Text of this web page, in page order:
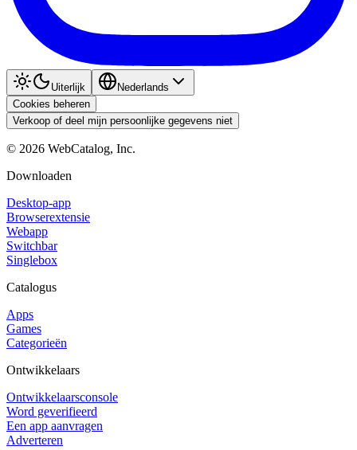
Uiterlijk
Nederlands
Cookies beheren
Verkoop of deel mijn persoonlijke gegevens niet
© 2026 WebCatalog, Inc.
Downloaden
Desktop-app
Browserextensie
Webapp
Switchbar
Singlebox
Catalogus
Apps
Games
Categorieën
Ontwikkelaars
Ontwikkelaarsconsole
Word geverifieerd
Een app aanvragen
Adverteren